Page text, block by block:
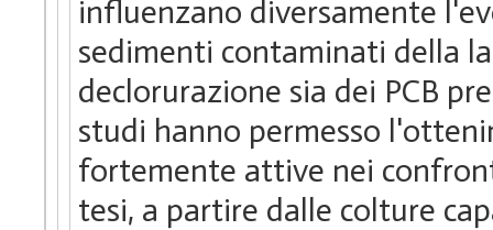
influenzano diversamente
sedimenti contaminati della
declorurazione sia dei PCB
studi hanno permesso
fortemente attive nei
tesi, a partire dalle colture